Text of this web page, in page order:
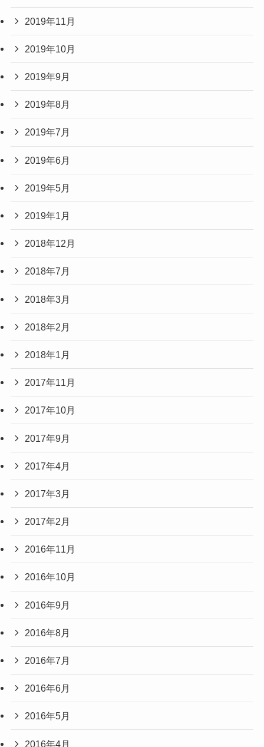
2019年11月
2019年10月
2019年9月
2019年8月
2019年7月
2019年6月
2019年5月
2019年1月
2018年12月
2018年7月
2018年3月
2018年2月
2018年1月
2017年11月
2017年10月
2017年9月
2017年4月
2017年3月
2017年2月
2016年11月
2016年10月
2016年9月
2016年8月
2016年7月
2016年6月
2016年5月
2016年4月